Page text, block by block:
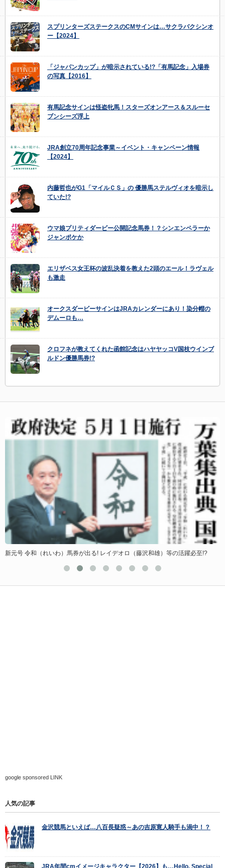
スプリンターズステークスのCMサインは…サクラバクシンオ
ー【2024】
「ジャパンカップ」が暗示されている!?「有馬記念」入場券
の写真【2016】
有馬記念サインは怪盗牝馬！スターズオンアース＆スルーセ
ブンシーズ浮上
JRA創立70周年記念事業～イベント・キャンペーン情報
【2024】
内藤哲也がG1「マイルＣＳ」の 優勝馬ステルヴィオを暗示し
ていた!?
ウマ娘プリティダービー公開記念馬券！？シンエンペラーか
ジャンポケか
エリザベス女王杯の波乱決着を教えた2頭のエール！ラヴェル
も激走
オークスダービーサインはJRAカレンダーにあり！染分帽の
デムーロも…
クロフネが教えてくれた函館記念はハヤヤッコV国枝ウインブ
ルドン優勝馬券!?
新元号 令和（れいわ）馬券が出る! レイデオロ（藤沢和雄）等の活躍必至!?
google sponsored LINK
人気の記事
金沢競馬といえば…八百長疑惑～あの吉原寛人騎手も渦中！？
JRA年間cmイメージキャラクター【2026】も…Hello, Special